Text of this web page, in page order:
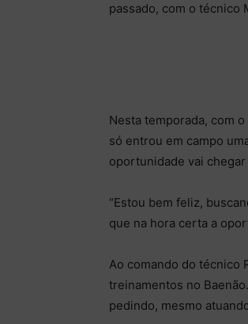
passado, com o técnico
Nesta temporada, com
só entrou em campo
oportunidade vai
“Estou bem feliz,
que na hora certa a
Ao comando do técnico
treinamentos no
pedindo, mesmo